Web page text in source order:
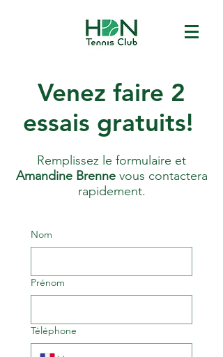
Venez faire 2
essais gratuits!
Remplissez le formulaire et
Amandine Brennevous contactera
rapidement.
Nom
Prénom
Téléphone